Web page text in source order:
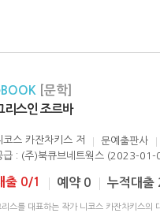
[문학]
리스인 조르바
코스 카잔차키스 저 문예출판사
급 : (주)북큐브네트웍스 (2023-01-
출 0/1 예약 0 누적대출
리스를 대표하는 작가 니코스 카잔차키스의